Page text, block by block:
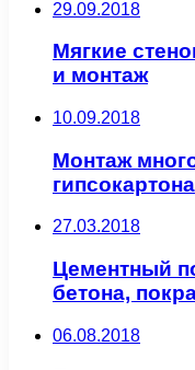
29.09.2018
Мягкие
и монтаж
10.09.2018
Монтаж
гипсокартона
27.03.2018
Цементный
бетона,
06.08.2018